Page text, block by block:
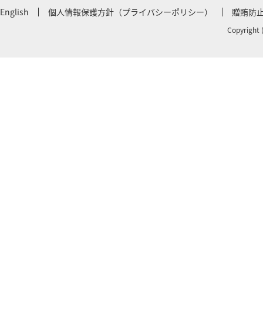
English 個人情報保護方針（プライバシーポリシー） 贈賄防
Copyright